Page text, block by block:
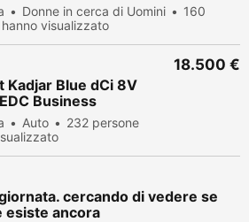
Donne in cerca di Uomini
160
visualizzato
Kadjar Blue dCi 8V
Business
Auto
232 persone
18.500 €
cercando di vedere se
esiste ancora